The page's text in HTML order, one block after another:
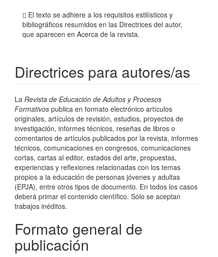
El texto se adhiere a los requisitos estilísticos y
bibliográficos resumidos en las Directrices del autor,
que aparecen en Acerca de la revista.
Directrices para autores/as
La Revista de Educación de Adultos y Procesos
Formativos publica en formato electrónico artículos
originales, artículos de revisión, estudios, proyectos de
investigación, informes técnicos, reseñas de libros o
comentarios de artículos publicados por la revista, informes
técnicos, comunicaciones en congresos, comunicaciones
cortas, cartas al editor, estados del arte, propuestas,
experiencias y reflexiones relacionadas con los temas
propios a la educación de personas jóvenes y adultas
(EPJA), entre otros tipos de documento. En todos los casos
deberá primar el contenido científico. Sólo se aceptan
trabajos inéditos.
Formato general de
publicación